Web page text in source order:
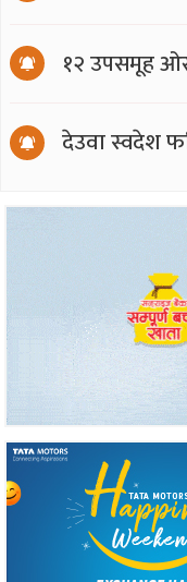
१२ उपसमूह
देउवा स्वदेश